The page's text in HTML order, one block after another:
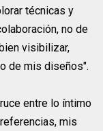
técnicas y
no de
visibilizar,
de mis diseños".
entre lo íntimo
mis